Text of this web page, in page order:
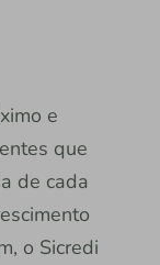
e
que
de cada
o Sicredi